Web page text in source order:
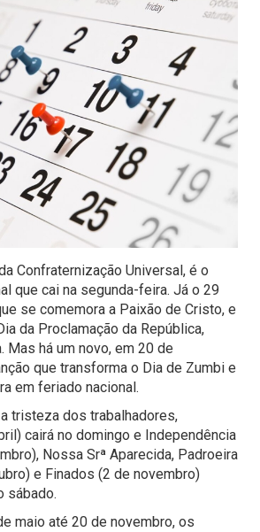
Confraternização Universal, é o
que cai na segunda-feira. Já o 29
se comemora a Paixão de Cristo, e
da Proclamação da República,
Mas há um novo, em 20 de
que transforma o Dia de Zumbi e
em feriado nacional.
tristeza dos trabalhadores,
cairá no domingo e Independência
Nossa Srª Aparecida, Padroeira
e Finados (2 de novembro)
sábado.
maio até 20 de novembro, os